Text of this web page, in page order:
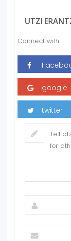
UTZI
Connect with: